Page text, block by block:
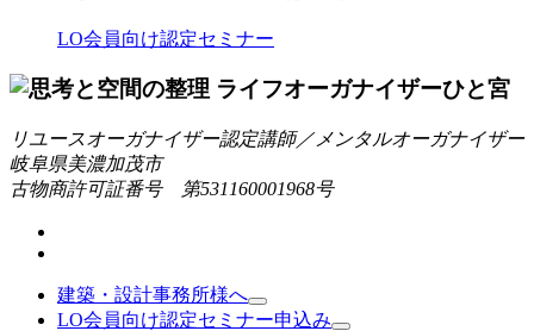
LO会員向け認定セミナー
リユースオーガナイザー認定講師／メンタルオーガナイザー
岐阜県美濃加茂市
古物商許可証番号 第531160001968号
建築・設計事務所様へ
LO会員向け認定セミナー申込み